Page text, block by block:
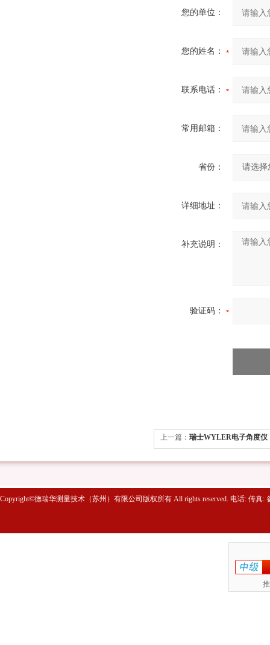
您的单位：
您的姓名：
联系电话：
常用邮箱：
省份：
详细地址：
补充说明：
验证码：
上一篇： 瑞士WYLER电子角度仪
Copyright©德瑞华测量技术（苏州）有限公司版权所有 All rights reserved. 电话: 传真: